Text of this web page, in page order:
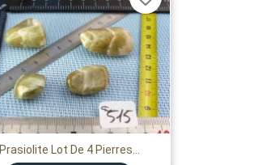
Prasiolite Lot De 4 Pierres...